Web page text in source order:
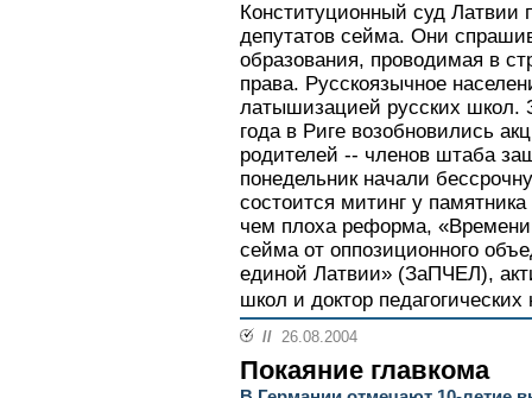
Конституционный суд Латвии
депутатов сейма. Они
образования, проводимая в
права. Русскоязычное
латышизацией русских школ.
года в Риге возобновились
родителей -- членов штаба
понедельник начали
состоится митинг у
чем плоха реформа, «Времени
сейма от оппозиционного
единой Латвии» (ЗаПЧЕЛ),
школ и доктор
// 26.08.2004
Покаяние главкома